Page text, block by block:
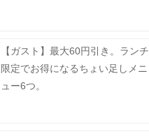
【ガスト】最大60円引き。ランチ
限定でお得になるちょい足しメニ
ュー6つ。